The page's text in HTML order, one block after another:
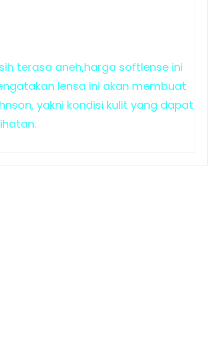
terasa aneh,harga softlense ini
lensa ini akan membuat
yakni kondisi kulit yang dapat